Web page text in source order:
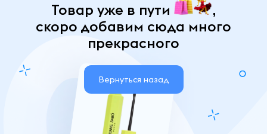
Товар уже в пути
,
скоро добавим сюда много
прекрасного
Вернуться назад